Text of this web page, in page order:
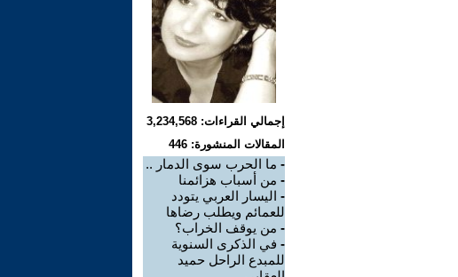
إجمالي القراءات: 3,234,568
المقالات المنشورة: 446
- ما الحرب سوى الدمار ..
- من أسباب هزائمنا
- اليسار العربي يتودد
للعمائم ويطلب رضاها
- من يوقف الخراب؟
- في الذكرى السنوية
للمبدع الراحل حميد